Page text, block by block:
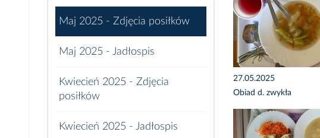
Maj 2025 - Zdjęcia posiłków
Maj 2025 - Jadłospis
Kwiecień 2025 - Zdjęcia
posiłków
Kwiecień 2025 - Jadłospis
27.05.2025
Obiad d. zwykła